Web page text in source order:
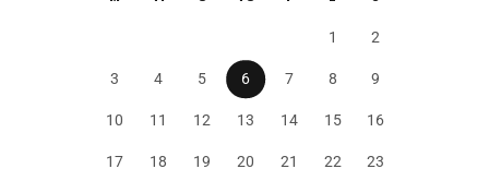
1 2
3 4 5 6 7 8 9
10 11 12 13 14 15 16
17 18 19 20 21 22 23